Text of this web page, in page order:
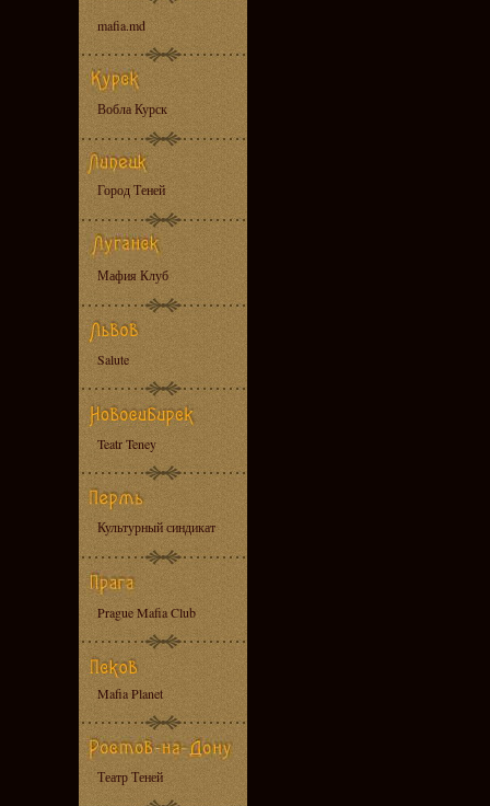
mafia.md
Вобла Курск
Город Теней
Мафия Клуб
Salute
Teatr Teney
Культурный синдикат
Prague Mafia Club
Mafia Planet
Театр Теней